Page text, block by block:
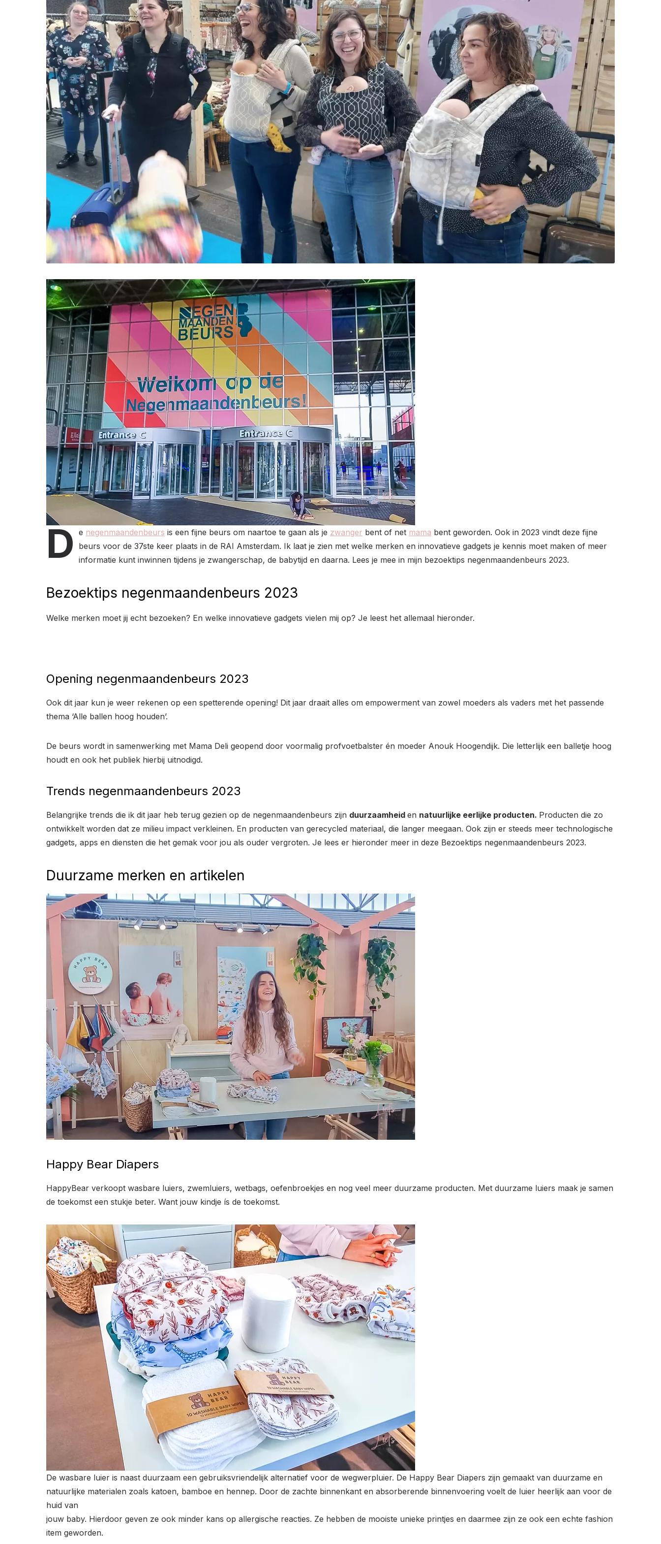
D e negenmaandenbeurs is een fijne beurs om naartoe te gaan als je zwanger bent of net mama bent geworden. Ook in 2023 vindt deze fijne
beurs voor de 37ste keer plaats in de RAI Amsterdam. Ik laat je zien met welke merken en innovatieve gadgets je kennis moet maken of meer
informatie kunt inwinnen tijdens je zwangerschap, de babytijd en daarna. Lees je mee in mijn bezoektips negenmaandenbeurs 2023.
Bezoektips negenmaandenbeurs 2023
Welke merken moet jij echt bezoeken? En welke innovatieve gadgets vielen mij op? Je leest het allemaal hieronder.
Opening negenmaandenbeurs 2023
Ook dit jaar kun je weer rekenen op een spetterende opening! Dit jaar draait alles om empowerment van zowel moeders als vaders met het passende
thema ‘Alle ballen hoog houden’.
De beurs wordt in samenwerking met Mama Deli geopend door voormalig profvoetbalster én moeder Anouk Hoogendijk. Die letterlijk een balletje hoog
houdt en ook het publiek hierbij uitnodigd.
Trends negenmaandenbeurs 2023
Belangrijke trends die ik dit jaar heb terug gezien op de negenmaandenbeurs zijn duurzaamheid en natuurlijke eerlijke producten. Producten die zo
ontwikkelt worden dat ze milieu impact verkleinen. En producten van gerecycled materiaal, die langer meegaan. Ook zijn er steeds meer technologische
gadgets, apps en diensten die het gemak voor jou als ouder vergroten. Je lees er hieronder meer in deze Bezoektips negenmaandenbeurs 2023.
Duurzame merken en artikelen
Happy Bear Diapers
HappyBear verkoopt wasbare luiers, zwemluiers, wetbags, oefenbroekjes en nog veel meer duurzame producten. Met duurzame luiers maak je samen
de toekomst een stukje beter. Want jouw kindje ís de toekomst.
De wasbare luier is naast duurzaam een gebruiksvriendelijk alternatief voor de wegwerpluier. De Happy Bear Diapers zijn gemaakt van duurzame en
natuurlijke materialen zoals katoen, bamboe en hennep. Door de zachte binnenkant en absorberende binnenvoering voelt de luier heerlijk aan voor de
huid van
jouw baby. Hierdoor geven ze ook minder kans op allergische reacties. Ze hebben de mooiste unieke printjes en daarmee zijn ze ook een echte fashion
item geworden.